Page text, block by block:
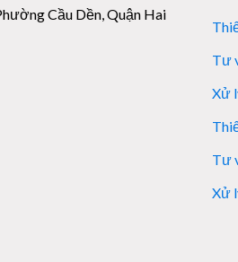
Cầu Dền, Quận Hai
Tư
Xử
Tư
Xử